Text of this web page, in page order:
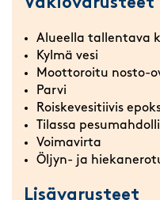
Alueella tallentava
Kylmä vesi
Moottoroitu nosto-
Parvi
Roiskevesitiivis
Tilassa
Voimavirta
Öljyn- ja
Lisävarusteet